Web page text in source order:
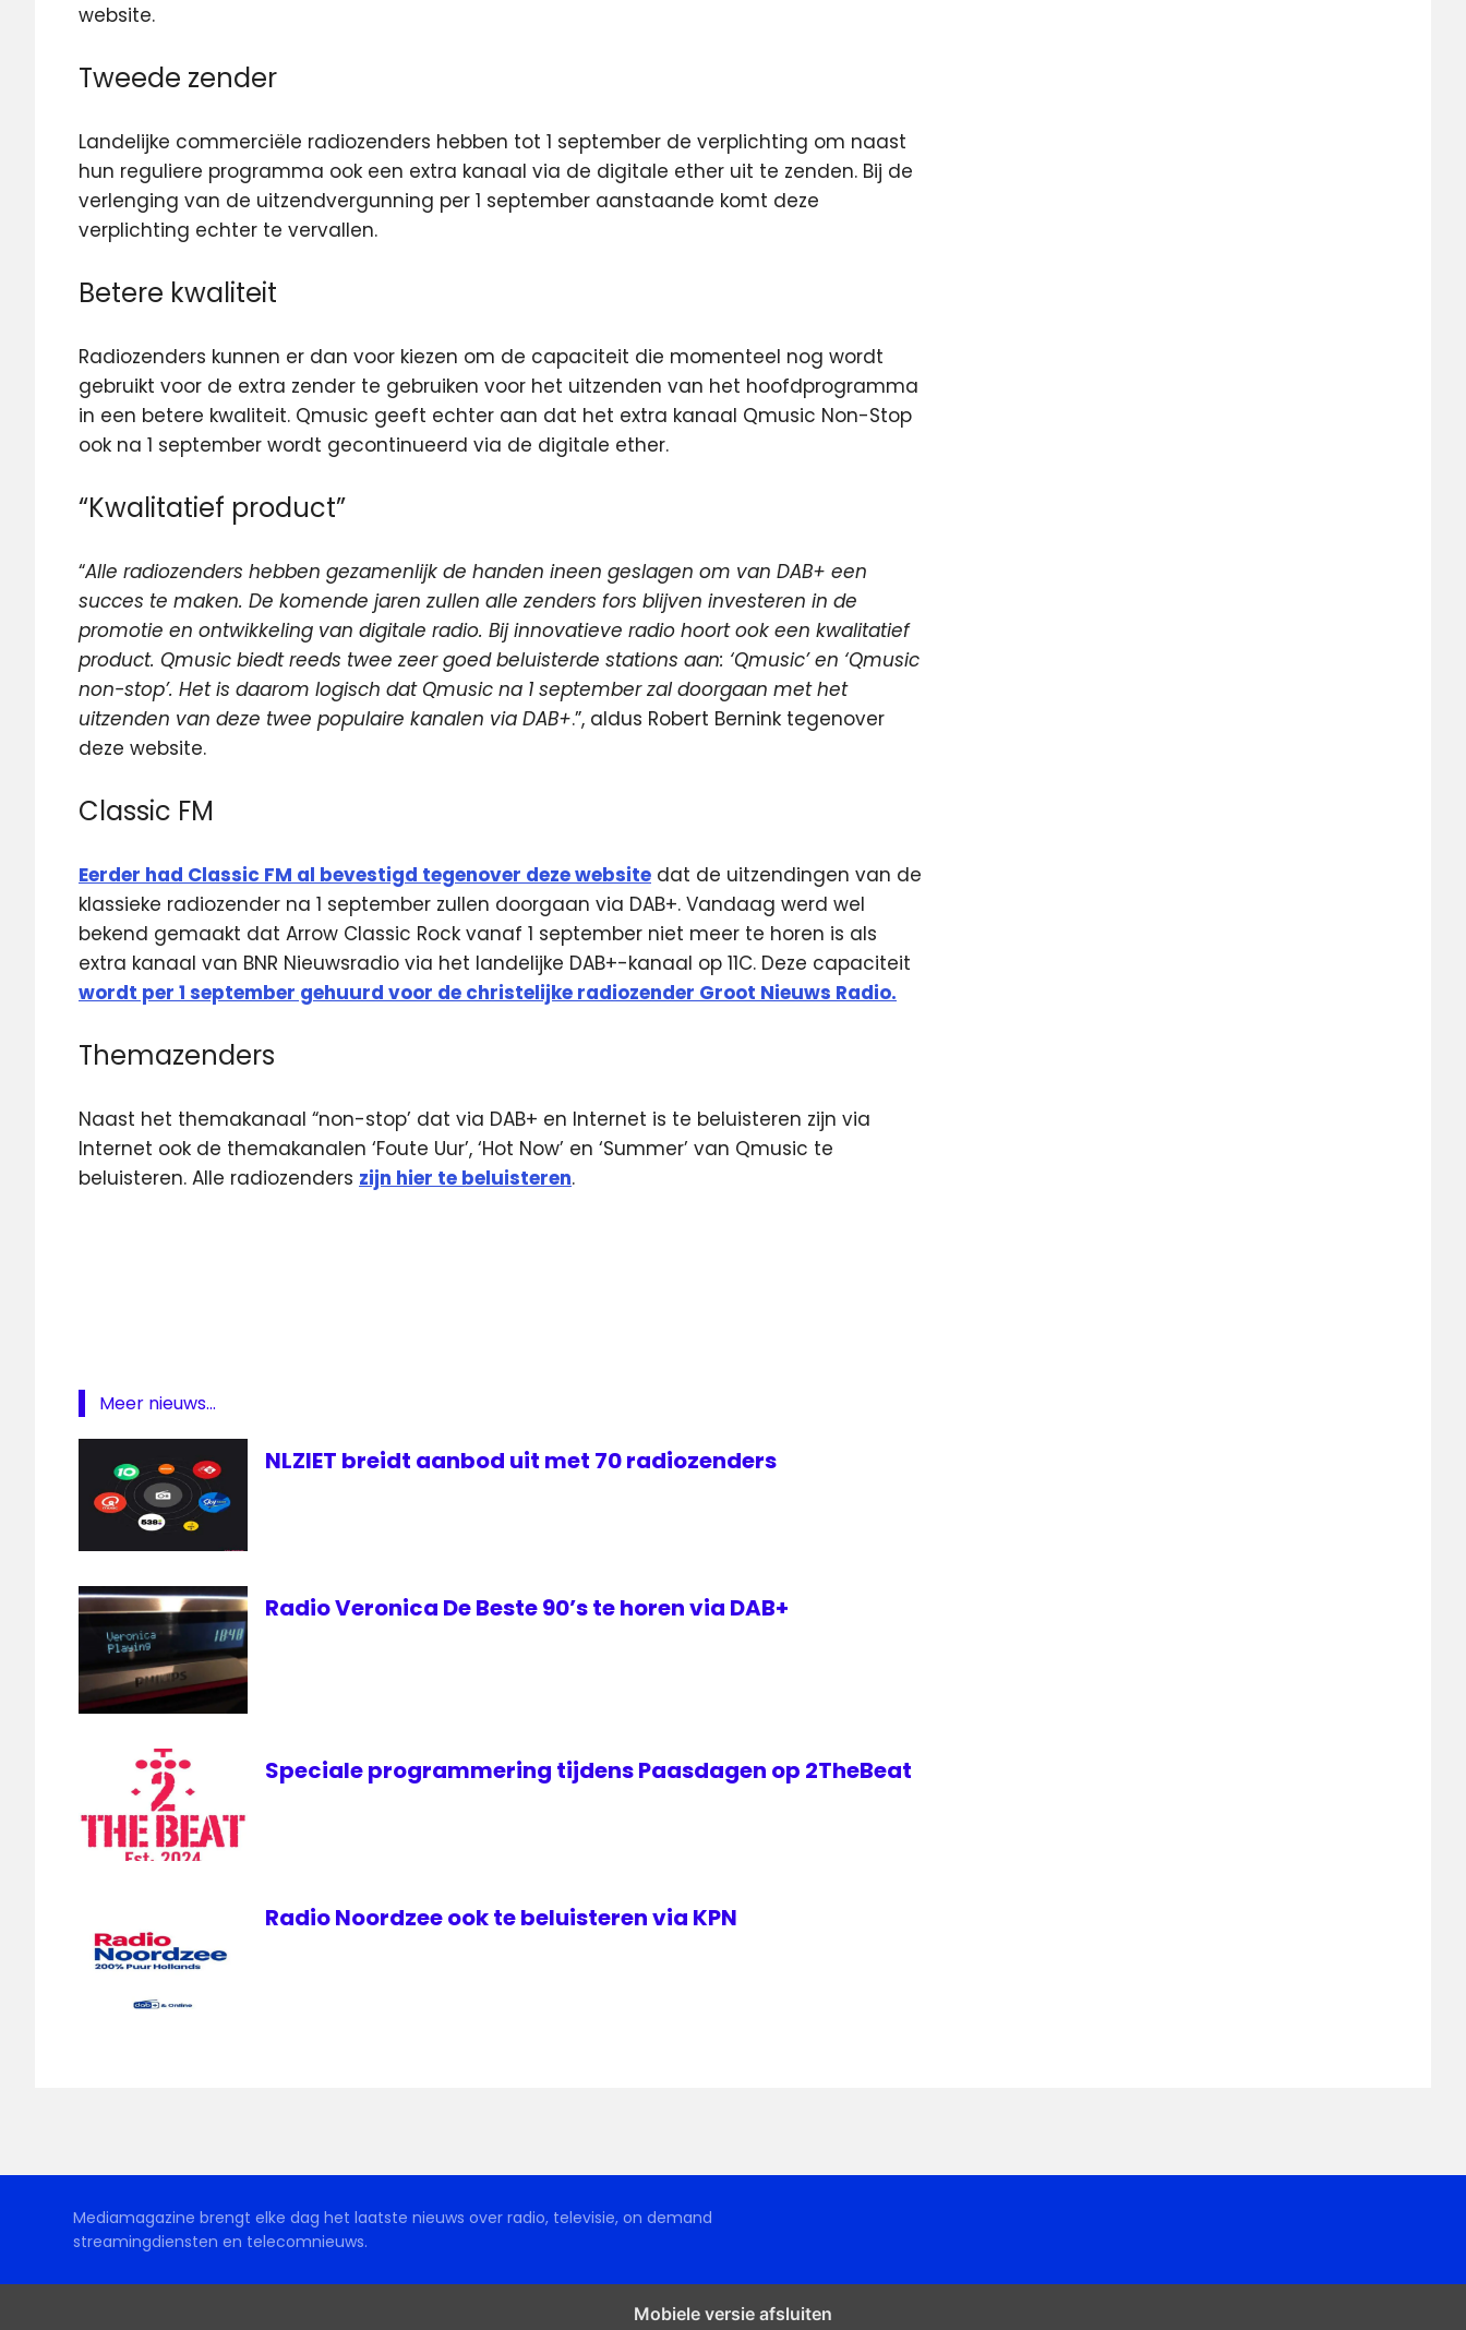
website.
Tweede zender
Landelijke commerciële radiozenders hebben tot 1 september de verplichting om naast
hun reguliere programma ook een extra kanaal via de digitale ether uit te zenden. Bij de
verlenging van de uitzendvergunning per 1 september aanstaande komt deze
verplichting echter te vervallen.
Betere kwaliteit
Radiozenders kunnen er dan voor kiezen om de capaciteit die momenteel nog wordt
gebruikt voor de extra zender te gebruiken voor het uitzenden van het hoofdprogramma
in een betere kwaliteit. Qmusic geeft echter aan dat het extra kanaal Qmusic Non-Stop
ook na 1 september wordt gecontinueerd via de digitale ether.
“Kwalitatief product”
“Alle radiozenders hebben gezamenlijk de handen ineen geslagen om van DAB+ een
succes te maken. De komende jaren zullen alle zenders fors blijven investeren in de
promotie en ontwikkeling van digitale radio. Bij innovatieve radio hoort ook een kwalitatief
product. Qmusic biedt reeds twee zeer goed beluisterde stations aan: ‘Qmusic’ en ‘Qmusic
non-stop’. Het is daarom logisch dat Qmusic na 1 september zal doorgaan met het
uitzenden van deze twee populaire kanalen via DAB+.”, aldus Robert Bernink tegenover
deze website.
Classic FM
Eerder had Classic FM al bevestigd tegenover deze website dat de uitzendingen van de
klassieke radiozender na 1 september zullen doorgaan via DAB+. Vandaag werd wel
bekend gemaakt dat Arrow Classic Rock vanaf 1 september niet meer te horen is als
extra kanaal van BNR Nieuwsradio via het landelijke DAB+-kanaal op 11C. Deze capaciteit
wordt per 1 september gehuurd voor de christelijke radiozender Groot Nieuws Radio.
Themazenders
Naast het themakanaal “non-stop’ dat via DAB+ en Internet is te beluisteren zijn via
Internet ook de themakanalen ‘Foute Uur’, ‘Hot Now’ en ‘Summer’ van Qmusic te
beluisteren. Alle radiozenders zijn hier te beluisteren.
stop
Radio
Meer nieuws...
NLZIET breidt aanbod uit met 70 radiozenders
Radio Veronica De Beste 90’s te horen via DAB+
Speciale programmering tijdens Paasdagen op 2TheBeat
Radio Noordzee ook te beluisteren via KPN
Mediamagazine brengt elke dag het laatste nieuws over radio, televisie, on demand
streamingdiensten en telecomnieuws.
Mobiele versie afsluiten